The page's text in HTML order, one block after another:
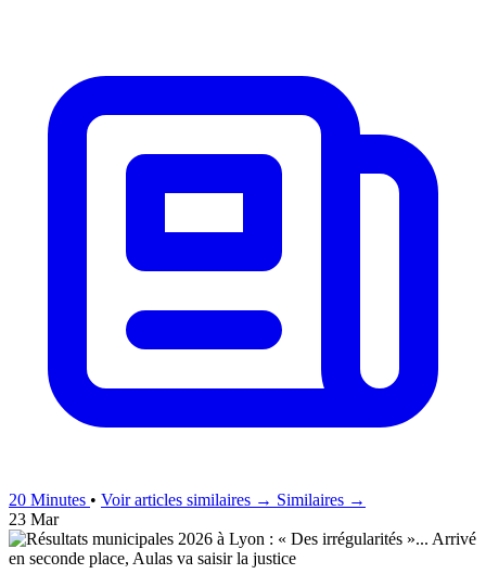
20 Minutes • Voir articles similaires → Similaires →
23 Mar